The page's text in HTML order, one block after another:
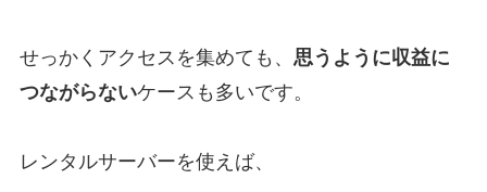
せっかくアクセスを集めても、 思うように収益に
つながらないケースも多いです。
レンタルサーバーを使えば、